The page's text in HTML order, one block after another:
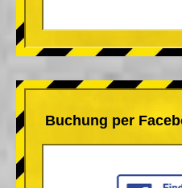
Buchung per